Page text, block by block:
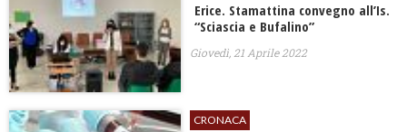
Erice. Stamattina convegno all’Is.
“Sciascia e Bufalino”
Giovedì, 21 Aprile 2022
CRONACA